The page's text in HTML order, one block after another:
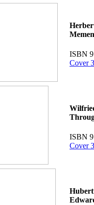
ISBN
Cover
ISBN
Cover